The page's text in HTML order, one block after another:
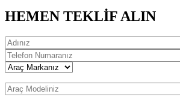
HEMEN TEKLİF ALIN